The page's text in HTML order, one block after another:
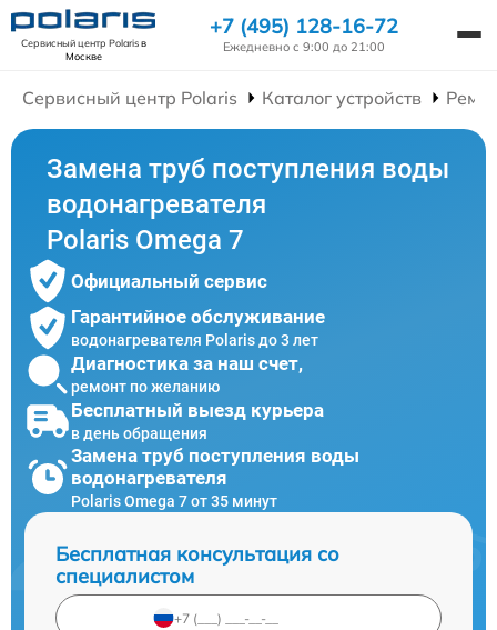
Сервисный центр Polarisв
Москве
+7 (495) 128-16-72
Ежедневно с 9:00 до 21:00
Сервисный центр Polaris Каталог устройств
Замена труб поступления воды
водонагревателя
Polaris Omega 7
Официальный сервис
Гарантийное обслуживание
водонагревателя Polaris до 3 лет
Диагностика за наш счет,
ремонт по желанию
Бесплатный выезд курьера
в день обращения
Замена труб поступления воды
водонагревателя
Polaris Omega 7 от 35 минут
Бесплатная консультация со
специалистом